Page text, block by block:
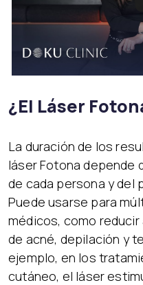
¿El Láser
La duración de los
láser Fotona depende
de cada persona y del
Puede usarse para
médicos, como
de acné, depilación y
ejemplo, en los
cutáneo, el láser